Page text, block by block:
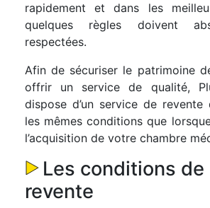
rapidement et dans les
quelques règles doivent
respectées.
Afin de sécuriser le patrimoine
offrir un service de qualité,
dispose d’un service de
les mêmes conditions que
l’acquisition de votre chambre
Les conditions de
revente